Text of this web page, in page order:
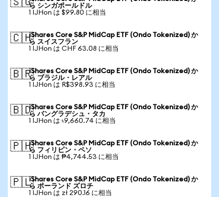
🇸🇬ら シンガポールドル
1 IJHon は $99.80 に相当
🇨🇭iShares Core S&P MidCap ETF (Ondo Tokenized) か
ら スイスフラン
1 IJHon は CHF 63.08 に相当
🇧🇷iShares Core S&P MidCap ETF (Ondo Tokenized) か
ら ブラジル・レアル
1 IJHon は R$398.93 に相当
🇧🇩iShares Core S&P MidCap ETF (Ondo Tokenized) か
ら バングラデシュ・タカ
1 IJHon は ৳9,660.74 に相当
🇵🇭iShares Core S&P MidCap ETF (Ondo Tokenized) か
ら フィリピン・ペソ
1 IJHon は ₱4,744.53 に相当
🇵🇱iShares Core S&P MidCap ETF (Ondo Tokenized) か
ら ポーランド ズロチ
1 IJHon は zł 290.16 に相当